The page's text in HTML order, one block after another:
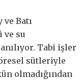
Batı
su
Tabi işler
sütleriyle
olmadığından